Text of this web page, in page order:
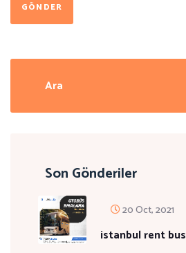
GÖNDER
Son Gönderiler
20 Oct, 2021
istanbul rent bus